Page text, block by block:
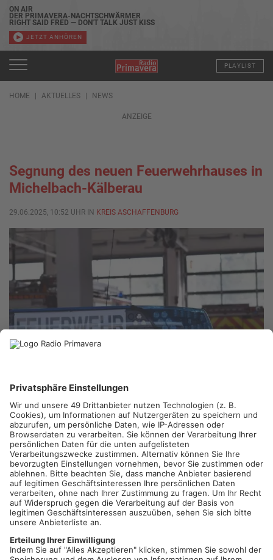
ON AIR
DER PRIMAVERA-NACHTSCHWÄRMER
RIGHT SAID FRED — DON'T TALK JUST KISS
JETZT ANHÖREN
PLAYLIST
HOME AKTUELLES NEWS
ANZEIGE
Segnung des neuen Feuerwehrhauses in
Michelbach-Kälberau
29.06.2025, 10:52 UHR IN KREIS ASCHAFFENBURG
MICHELBACH-KÄLBERAU.In Michelbach-Kälberau wird das
neue Gebäude der örtlichen Feuerwehr eingeweiht und
gesegnet. Durch die Erweiterung des bestehenden
Feuerwehrgebäudes steht den Einsatzkräften jetzt eine
moderne und zukunftsfähige Infrastruktur zur Verfügung. So
soll die Feuerwehr für künftige Anforderungen besser
vorbereitet sein.